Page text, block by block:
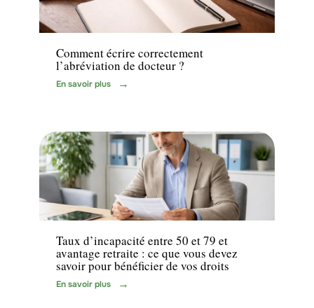
Santé
Comment écrire correctement
l’abréviation de docteur ?
En savoir plus
Santé
Taux d’incapacité entre 50 et 79 et
avantage retraite : ce que vous devez
savoir pour bénéficier de vos droits
En savoir plus